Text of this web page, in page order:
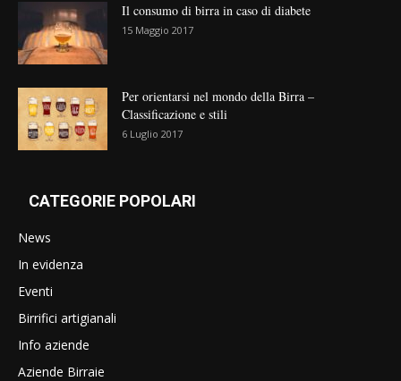
Il consumo di birra in caso di diabete
15 Maggio 2017
Per orientarsi nel mondo della Birra –
Classificazione e stili
6 Luglio 2017
CATEGORIE POPOLARI
News
In evidenza
Eventi
Birrifici artigianali
Info aziende
Aziende Birraie